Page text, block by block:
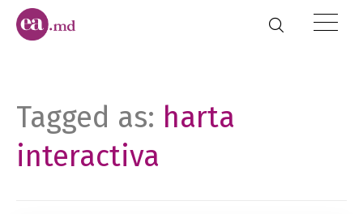
Tagged as: harta
interactiva